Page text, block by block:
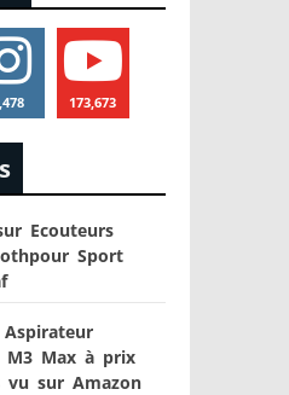
173,673
Ecouteurs
Sport
M3 Max à prix
vu sur Amazon